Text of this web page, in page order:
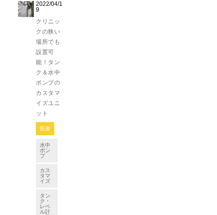
2022/04/1
9
クリニッ
クの狭い
場所でも
設置可
能！タン
ク＆水中
ポンプの
カスタマ
イズユニ
ット
医療
水中
ポン
プ
カス
タマ
イズ
タン
ク・
レベ
ル計